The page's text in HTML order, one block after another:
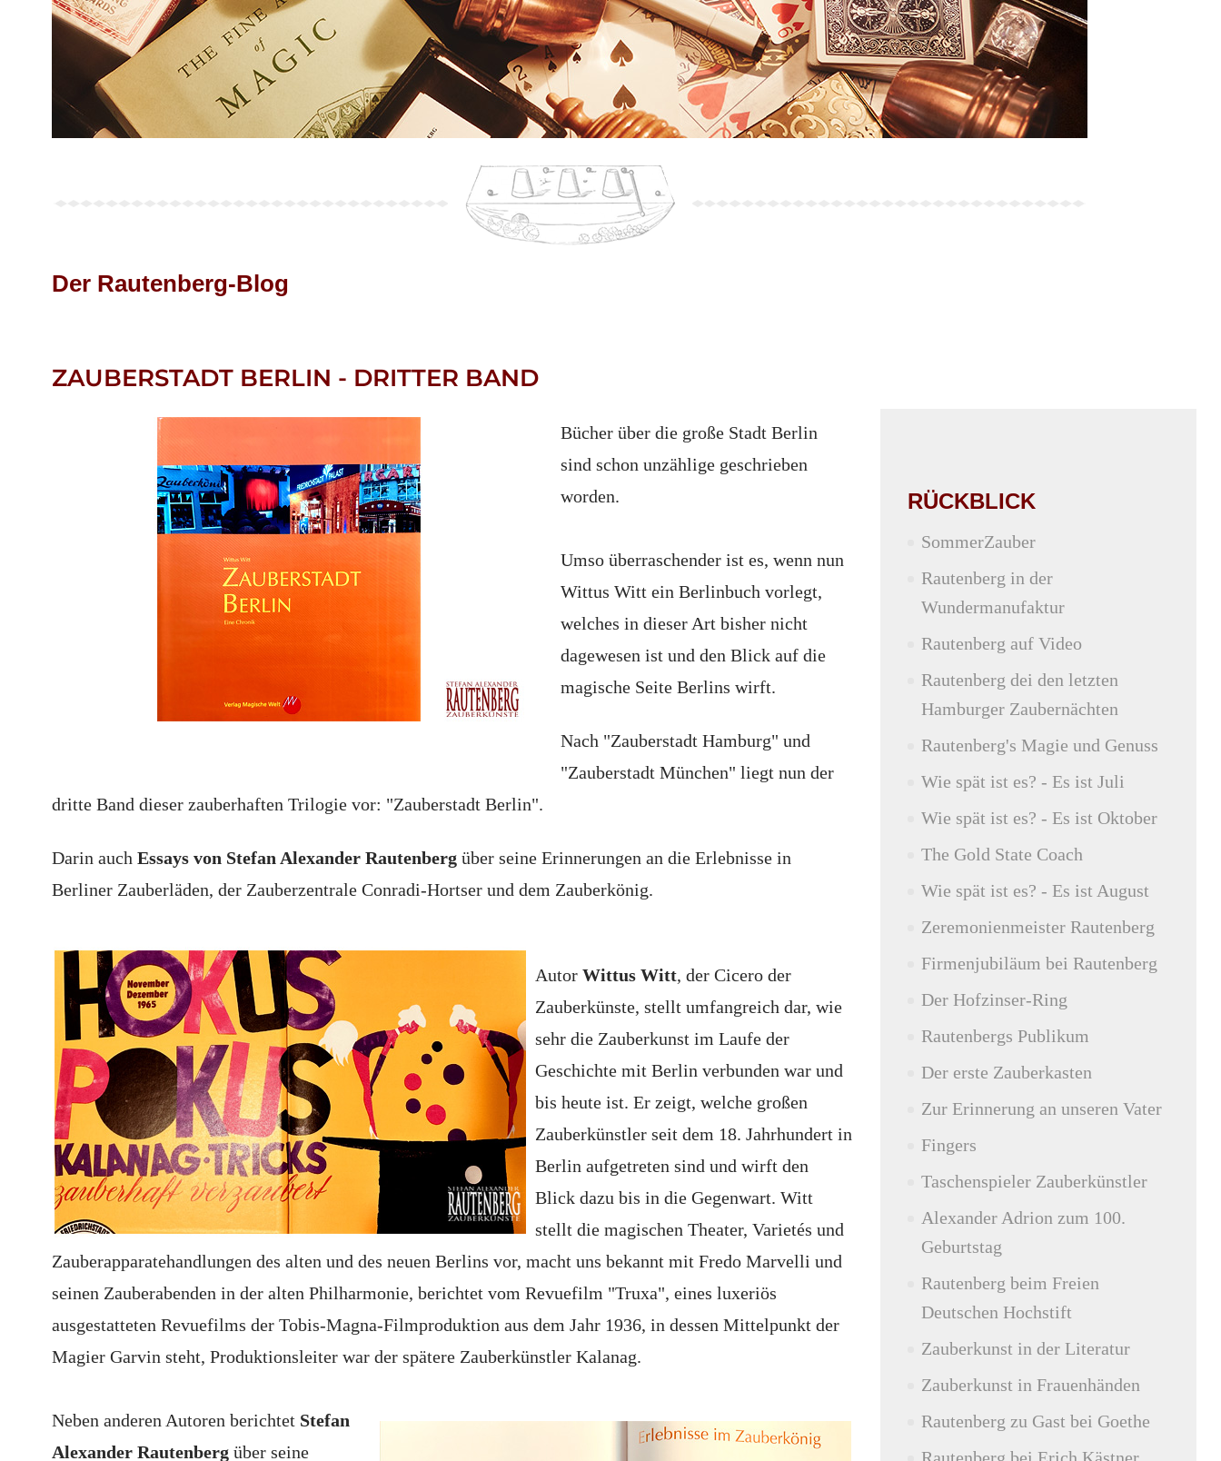
Der Rautenberg-Blog
RÜCKBLICK
SommerZauber
Rautenberg in der
Wundermanufaktur
Rautenberg auf Video
Rautenberg dei den letzten
Hamburger Zaubernächten
Rautenberg's Magie und Genuss
Wie spät ist es? - Es ist Juli
Wie spät ist es? - Es ist Oktober
The Gold State Coach
Wie spät ist es? - Es ist August
Zeremonienmeister Rautenberg
Firmenjubiläum bei Rautenberg
Der Hofzinser-Ring
Rautenbergs Publikum
Der erste Zauberkasten
Zur Erinnerung an unseren Vater
Fingers
Taschenspieler Zauberkünstler
Alexander Adrion zum 100.
Geburtstag
Rautenberg beim Freien
Deutschen Hochstift
Zauberkunst in der Literatur
Zauberkunst in Frauenhänden
Rautenberg zu Gast bei Goethe
ZAUBERSTADT BERLIN - DRITTER BAND
Bücher über die große Stadt Berlin
sind schon unzählige geschrieben
worden.
Umso überraschender ist es, wenn nun
Wittus Witt ein Berlinbuch vorlegt,
welches in dieser Art bisher nicht
dagewesen ist und den Blick auf die
magische Seite Berlins wirft.
Nach "Zauberstadt Hamburg" und
"Zauberstadt München" liegt nun der
dritte Band dieser zauberhaften Trilogie vor: "Zauberstadt Berlin".
Darin auch Essays von Stefan Alexander Rautenberg über seine Erinnerungen an die Erlebnisse in
Berliner Zauberläden, der Zauberzentrale Conradi-Hortser und dem Zauberkönig.
Autor Wittus Witt, der Cicero der
Zauberkünste, stellt umfangreich dar, wie
sehr die Zauberkunst im Laufe der
Geschichte mit Berlin verbunden war und
bis heute ist. Er zeigt, welche großen
Zauberkünstler seit dem 18. Jahrhundert in
Berlin aufgetreten sind und wirft den
Blick dazu bis in die Gegenwart. Witt
stellt die magischen Theater, Varietés und
Zauberapparatehandlungen des alten und des neuen Berlins vor, macht uns bekannt mit Fredo Marvelli und
seinen Zauberabenden in der alten Philharmonie, berichtet vom Revuefilm "Truxa", eines luxeriös
ausgestatteten Revuefilms der Tobis-Magna-Filmproduktion aus dem Jahr 1936, in dessen Mittelpunkt der
Magier Garvin steht, Produktionsleiter war der spätere Zauberkünstler Kalanag.
Neben anderen Autoren berichtet Stefan
Alexander Rautenberg über seine